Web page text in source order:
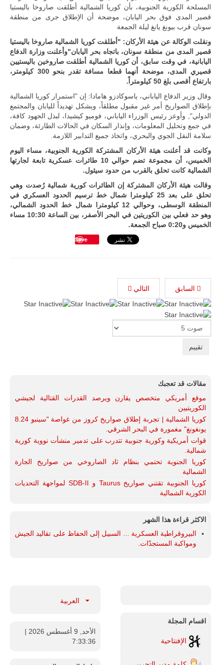
المتحدة وشراكة
مباشرة مع
أطراف ليبية
للمزيد
المسلحة الكورية الجنوبية، بأن كوريا الشمالية أطلقت صاروخا باليستيا
قصير المدى فوق بحر اليابان، موضحة أن الإطلاق جرى من منطقة
سونان قرب بيونغ يانغ ليلة الجمعة
ونقلت الوكالة عن هيئة الأركان: "أطلقت كوريا الشمالية صاروخا باليستيا
قصير المدى من منطقة سونان، باتجاه بحر اليابان"وأعلنت وزارة الدفاع
اليابانية، في وقت سابق، أن كوريا الشمالية أطلقت صاروخين باليستيين
قصيري المدى، موضحة أنهما قطعا مسافة تقدر بنحو 300 كيلومتر،
بارتفاع أقصى بلغ 50 كيلومتراً.
وقال وزير الدفاع الياباني، ياسوكادزو هامادا: إن "استمرار كوريا الشمالية
بإطلاق الصواريخ أمر غير مقبول مطلقاً، ويشكل تهديداً لليابان والمجتمع
الدولي", وأوعز رئيس الوزراء الياباني، فوميو كيشيدا، لبذل الجهود كافة،
في جمع وتحليل المعلومات، وإنذار السكان في الحالات الطارئة، وضمان
سلامة النقل الجوي والبحري، واتخاذ جميع التدابير اللازمة.
وكانت قد أعلنت هيئة الأركان المشتركة الكورية الجنوبية، مساء اليوم
الخميس، أن مجموعة تضم حوالي 10 ‏طائرات عسكرية تابعة لجارتها
الشمالية كانت تحلق بالقرب من حدود سيئول.‏
وقالت هيئة الأركان المشتركة إن الطائرات كورية شمالية رُصدت وهي
تحلق على بعد 25 كيلومترا شمال خط ترسيم الحدود العسكري في
المنطقة الوسطى، وحوالي 12 كيلومترا شمال خط الحدود الشمالي،
وهو حد فعلي بين الكوريتين في البحر الأصفر، بين الساعة 10:30 مساء
الخميس و0:20 صباح الجمعة.
Save
السابق التالي
Rate
مقالات قد تعجبك
موقع أمريكي متخصص يقارن ويرصد القدرات القتالية لجيشي
الكوريتيين
كوريا الشمالية | تجربة إطلاق صواريخ كروز من غواصة "سينبو 8.24
يونغونغ" مغمورة في البحر الشرقي.
قوات أمريكية وكورية جنوبية تتدرب على تدمير منشأت نووية كورية
شمالية.
كوريا الجنوية تحتمي بنظام ثاد الصاروخي من صواريخ الجارة
الشمالية
كوريا الجنوبية تقتني صواريخ Taurus و SDB-II لمواجهة التحديات
الكورية الشمالية
الاكثر قراءة هذا الشهر
البيروقراطية العسكرية ... السبيل إلى الحفاظ على تقاليد الجيش
ومواكبة المستجدّات.
اقسام المجلة
الإفتتاحية
العربية
الأحد, 9 أغسطس 2026
|
7:33:37